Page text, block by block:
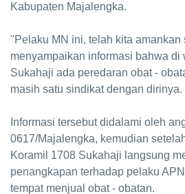
Kabupaten Majalengka.
"Pelaku MN ini, telah kita amankan
menyampaikan informasi bahwa di
Sukahaji ada peredaran obat -
masih satu sindikat dengan
Informasi tersebut didalami oleh
0617/Majalengka, kemudian
Koramil 1708 Sukahaji langsung
penangkapan terhadap pelaku
tempat menjual obat - obatan.